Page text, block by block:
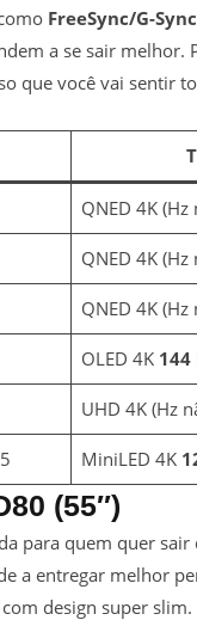
FreeSync/G-Sync
a se sair melhor.
que você vai sentir
QNED 4K
QNED 4K
QNED 4K
OLED 4K 144
UHD 4K (Hz
MiniLED 4K
(55″)
para quem quer
a entregar melhor
design super slim.